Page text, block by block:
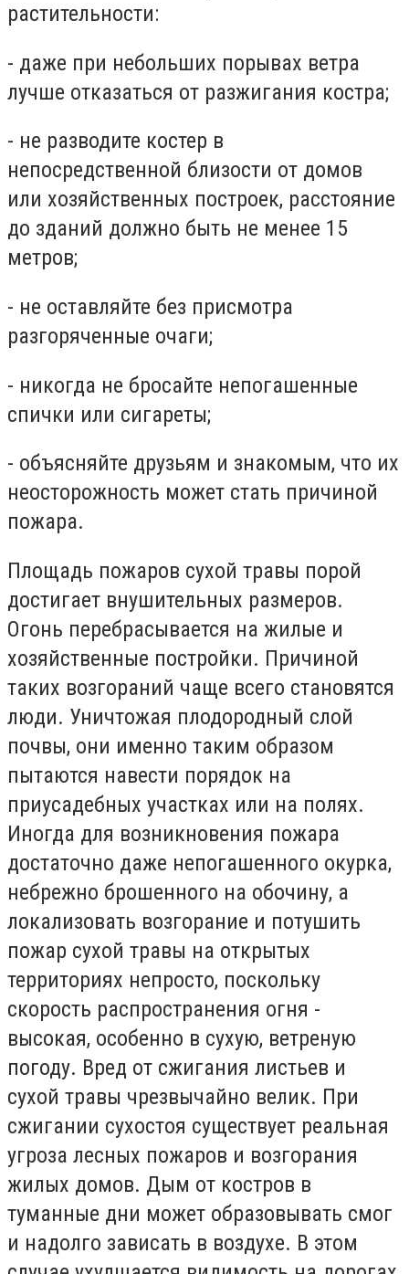
растительности:
- даже при небольших порывах ветра
лучше отказаться от разжигания костра;
- не разводите костер в
непосредственной близости от домов
или хозяйственных построек, расстояние
до зданий должно быть не менее 15
метров;
- не оставляйте без присмотра
разгоряченные очаги;
- никогда не бросайте непогашенные
спички или сигареты;
- объясняйте друзьям и знакомым, что их
неосторожность может стать причиной
пожара.
Площадь пожаров сухой травы порой
достигает внушительных размеров.
Огонь перебрасывается на жилые и
хозяйственные постройки. Причиной
таких возгораний чаще всего становятся
люди. Уничтожая плодородный слой
почвы, они именно таким образом
пытаются навести порядок на
приусадебных участках или на полях.
Иногда для возникновения пожара
достаточно даже непогашенного окурка,
небрежно брошенного на обочину, а
локализовать возгорание и потушить
пожар сухой травы на открытых
территориях непросто, поскольку
скорость распространения огня -
высокая, особенно в сухую, ветреную
погоду. Вред от сжигания листьев и
сухой травы чрезвычайно велик. При
сжигании сухостоя существует реальная
угроза лесных пожаров и возгорания
жилых домов. Дым от костров в
туманные дни может образовывать смог
и надолго зависать в воздухе. В этом